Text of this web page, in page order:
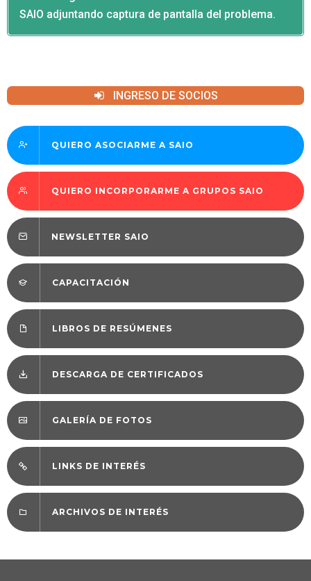
SAIO adjuntando captura de pantalla del problema.
INGRESO DE SOCIOS
QUIERO ASOCIARME A SAIO
QUIERO INCORPORARME A GRUPOS SAIO
NEWSLETTER SAIO
CAPACITACIÓN
LIBROS DE RESÚMENES
DESCARGA DE CERTIFICADOS
GALERÍA DE FOTOS
LINKS DE INTERÉS
ARCHIVOS DE INTERÉS